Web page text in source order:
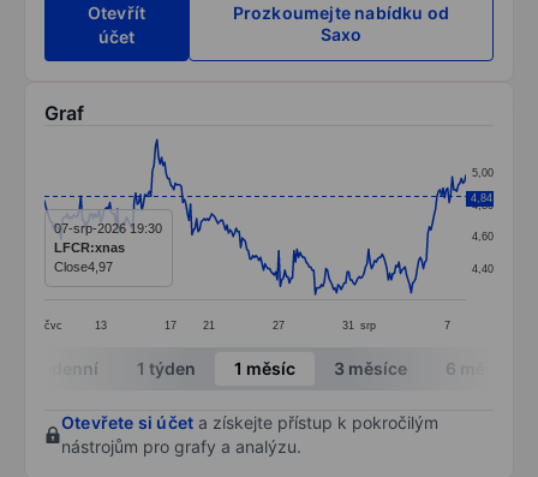
Otevřít
účet
Prozkoumejte nabídku od
Saxo
Graf
Line chart with 278 data points.
The chart has 1 X axis displaying categories.
The chart has 1 Y axis displaying values. Data
čvc 13 17 21 27 31 srp 7
4,40
4,60
4,80
5,00
4,84
07-srp-2026 19:30
LFCR:xnas
Close4,97
End of interactive chart.
Intradenní 1 týden 1 měsíc 3 měsíce 6 měsíců
Otevřete si účet a získejte přístup k pokročilým
nástrojům pro grafy a analýzu.